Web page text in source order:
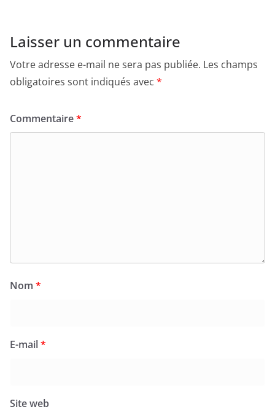
Laisser un commentaire
Votre adresse e-mail ne sera pas publiée. Les champs
obligatoires sont indiqués avec *
Commentaire*
Nom *
E-mail*
Site web